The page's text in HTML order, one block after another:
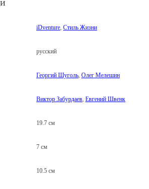
iDventure, Стиль Жизни
русский
Георгий Шуголь, Олег Мелешин
Виктор Забурдаев, Евгений Швенк
19.7 см
7 см
10.5 см